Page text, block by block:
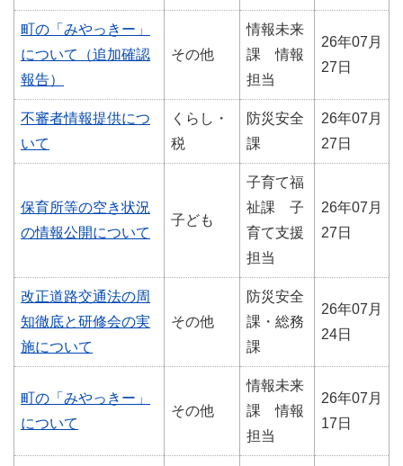
町の「みやっきー」
について（追加確認
報告）
その他
情報未来
課 情報
担当
26年07月
27日
不審者情報提供につ
いて
くらし・
税
防災安全
課
26年07月
27日
保育所等の空き状況
の情報公開について
子ども
子育て福
祉課 子
育て支援
担当
26年07月
27日
改正道路交通法の周
知徹底と研修会の実
施について
その他
防災安全
課・総務
課
26年07月
24日
町の「みやっきー」
について
その他
情報未来
課 情報
担当
26年07月
17日